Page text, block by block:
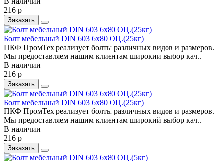
216 р
Заказать
Болт мебельный DIN 603 6х80 ОЦ.(25кг)
ПКФ ПромТех реализует болты различных видов и размеров.
Мы предоставляем нашим клиентам широкий выбор кач..
В наличии
216 р
Заказать
Болт мебельный DIN 603 6х80 ОЦ.(25кг)
ПКФ ПромТех реализует болты различных видов и размеров.
Мы предоставляем нашим клиентам широкий выбор кач..
В наличии
216 р
Заказать